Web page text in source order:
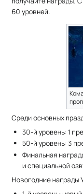
60 уровней.
Среди основных
30-й уровень: 1
50-й уровень: 3
Финальная
и специальной
Новогодние награды